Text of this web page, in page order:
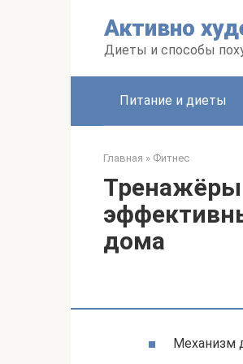
Активно
Диеты и способы
Питание и диеты
Главная » Фитнес
Тренажёры
дома
Механизм